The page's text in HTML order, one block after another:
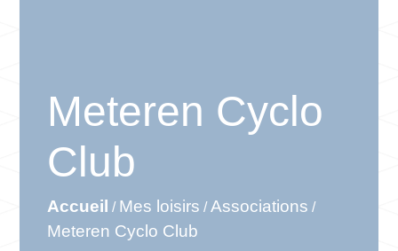
Meteren Cyclo
Club
Accueil / Mes loisirs /Associations /
Meteren Cyclo Club